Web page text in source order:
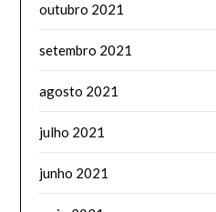
outubro 2021
setembro 2021
agosto 2021
julho 2021
junho 2021